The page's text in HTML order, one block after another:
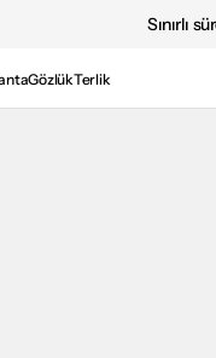
Sınırlı
GözlükTerlik